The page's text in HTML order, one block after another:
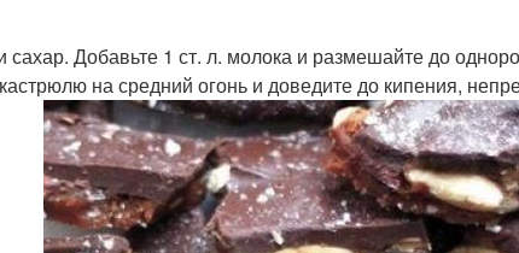
сахар. Добавьте 1 ст. л. молока и размешайте до
на средний огонь и доведите до кипения,